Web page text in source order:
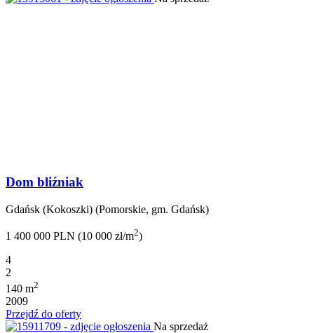
Dom bliźniak
Gdańsk (Kokoszki) (Pomorskie, gm. Gdańsk)
1 400 000 PLN (10 000 zł/m2)
4
2
140 m2
2009
Przejdź do oferty
Na sprzedaż